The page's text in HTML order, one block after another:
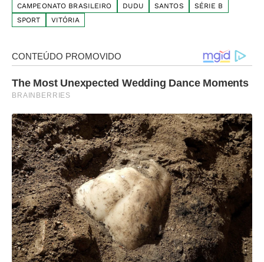
CAMPEONATO BRASILEIRO DUDU SANTOS
SÉRIE B
SPORT
VITÓRIA